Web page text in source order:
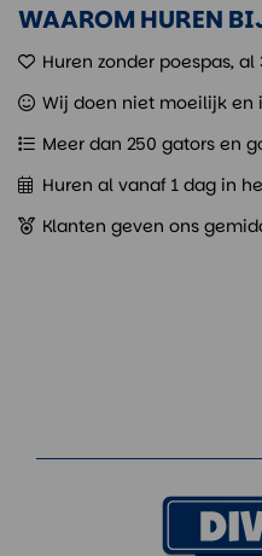
WAAROM HUREN
Huren zonder poespas, al
Wij doen niet moeilijk en
Meer dan 250 gators en
Huren al vanaf 1 dag in
Klanten geven ons